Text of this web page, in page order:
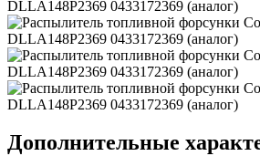
Дополнительные